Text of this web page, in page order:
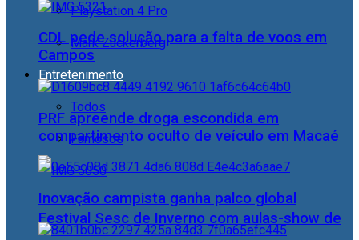
Playstation 4 Pro
Mark Zuckerberg
Entretenimento
Todos
Famosos
Festival Sesc de Inverno com aulas-show de
CDL pede solução para a falta de voos em
Campos
PRF apreende droga escondida em
compartimento oculto de veículo em Macaé
Inovação campista ganha palco global